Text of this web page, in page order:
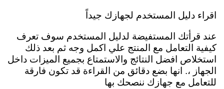
اقراء دليل المستخدم لجهازك جيداً
عند قرأتك المستفيضة لدليل المستخدم سوف تعرف
كيفية التعامل مع المنتج علي اكمل وجه ثم بعد ذلك
استخلاص افضل النتائج والاستمتاع بجميع الميزات داخل
الجهاز ،. انها بضع دقائق من القراءة قد تكون فارقة
للتعامل مع جهازك ننصحك بها